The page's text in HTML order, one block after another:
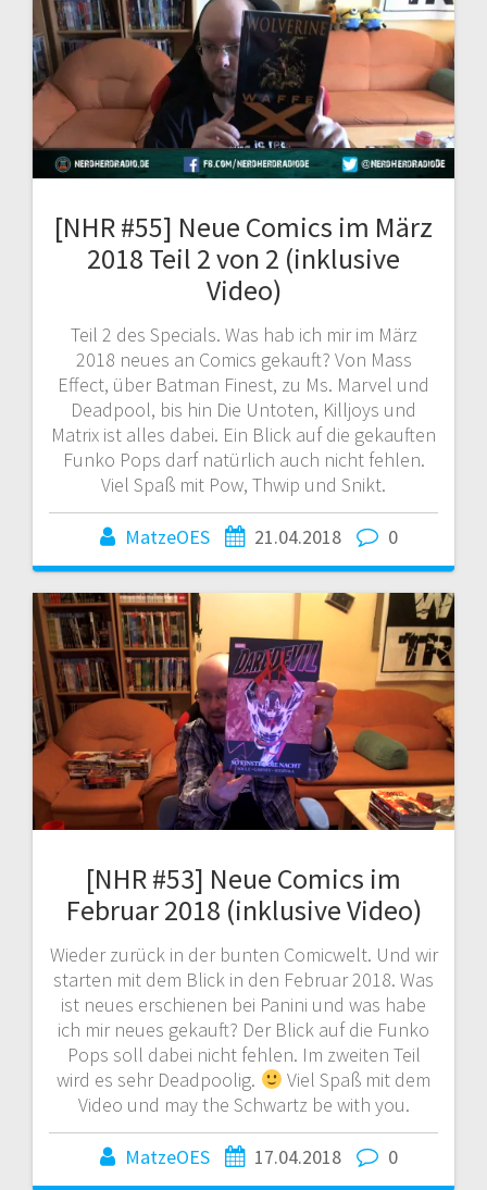
[NHR #55] Neue Comics im März
2018 Teil 2 von 2 (inklusive
Video)
Teil 2 des Specials. Was hab ich mir im März
2018 neues an Comics gekauft? Von Mass
Effect, über Batman Finest, zu Ms. Marvel und
Deadpool, bis hin Die Untoten, Killjoys und
Matrix ist alles dabei. Ein Blick auf die gekauften
Funko Pops darf natürlich auch nicht fehlen.
Viel Spaß mit Pow, Thwip und Snikt.
MatzeOES 21.04.2018 0
[NHR #53] Neue Comics im
Februar 2018 (inklusive Video)
Wieder zurück in der bunten Comicwelt. Und wir
starten mit dem Blick in den Februar 2018. Was
ist neues erschienen bei Panini und was habe
ich mir neues gekauft? Der Blick auf die Funko
Pops soll dabei nicht fehlen. Im zweiten Teil
wird es sehr Deadpoolig.
Viel Spaß mit dem
Video und may the Schwartz be with you.
MatzeOES 17.04.2018 0